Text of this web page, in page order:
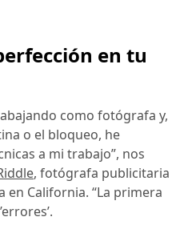
en tu
como fotógrafa y,
o el bloqueo, he
a mi trabajo”, nos
, fotógrafa publicitaria
en California. “La primera